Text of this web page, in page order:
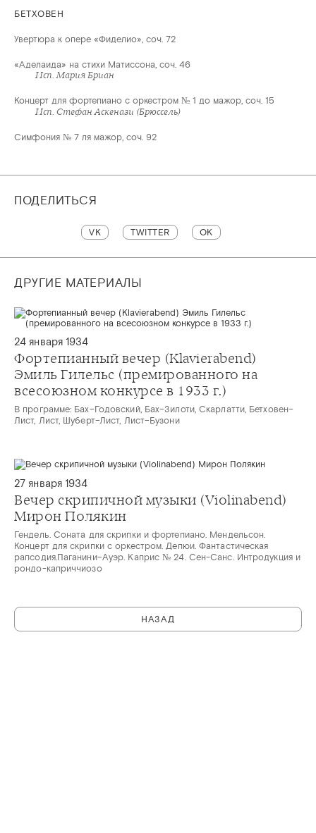
БЕТХОВЕН
Увертюра к опере «Фиделио», соч. 72
«Аделаида» на стихи Матиссона, соч. 46
Концерт для фортепиано с оркестром № 1 до мажор, соч. 15
Симфония № 7 ля мажор, соч. 92
ПОДЕЛИТЬСЯ
VK TWITTER OK
ДРУГИЕ МАТЕРИАЛЫ
24 января 1934
Фортепианный вечер (Klavierabend)
Эмиль Гилельс (премированного на
всесоюзном конкурсе в 1933 г.)
В программе: Бах–Годовский, Бах–Зилоти, Скарлатти, Бетховен–
Лист, Лист, Шуберт–Лист, Лист–Бузони
27 января 1934
Вечер скрипичной музыки (Violinabend)
Мирон Полякин
Гендель. Соната для скрипки и фортепиано. Мендельсон.
Концерт для скрипки с оркестром. Депюи. Фантастическая
рапсодия.Паганини–Ауэр. Каприс № 24. Сен-Санс. Интродукция и
рондо-каприччиозо
НАЗАД